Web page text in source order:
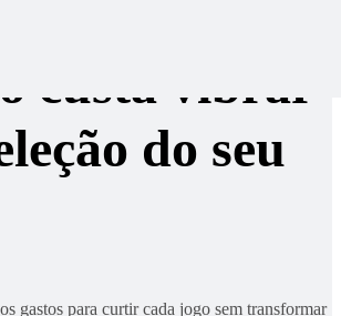
custa vibrar
do seu
gastos para curtir cada jogo sem transformar